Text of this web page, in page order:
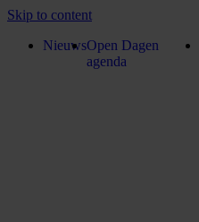
Skip to content
NieuwsOpen Dagen
agenda